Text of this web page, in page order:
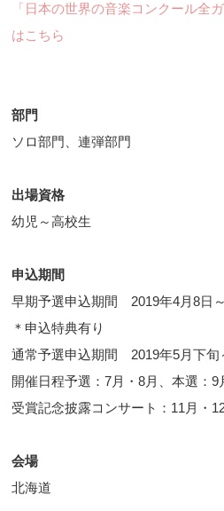
「日本の世界の音楽コンクール全
はこちら
部門
ソロ部門、連弾部門
出場資格
幼児～高校生
申込期間
早期予選申込期間 2019年4月8日
＊申込特典有り
通常予選申込期間 2019年5月下旬
開催日程予選：7月・8月、本選：9
受賞記念披露コンサート：11月・
会場
北海道